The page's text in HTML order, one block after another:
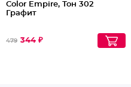
Color Empire, Тон 302
Графит
479 344 ₽